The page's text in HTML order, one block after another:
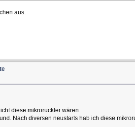
aus.
diese mikroruckler wären.
Nach diversen neustarts hab ich diese